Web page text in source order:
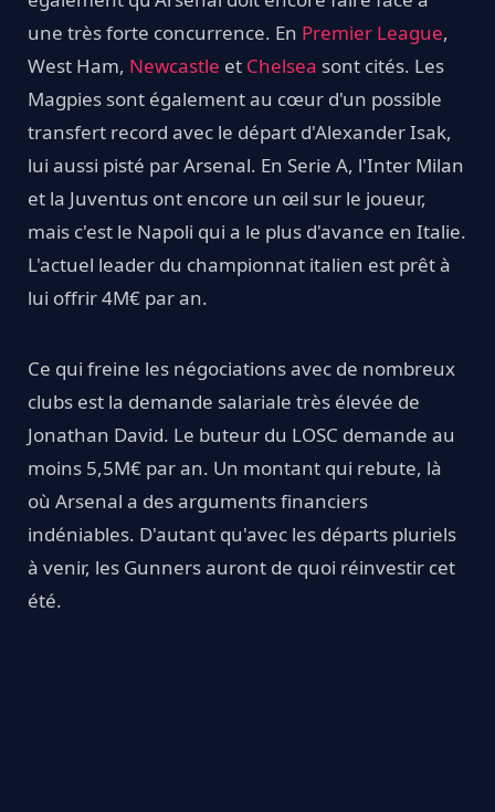
une très forte concurrence. En Premier League,
West Ham, Newcastle et Chelsea sont cités. Les
Magpies sont également au cœur d'un possible
transfert record avec le départ d'Alexander Isak,
lui aussi pisté par Arsenal. En Serie A, l'Inter Milan
et la Juventus ont encore un œil sur le joueur,
mais c'est le Napoli qui a le plus d'avance en Italie.
L'actuel leader du championnat italien est prêt à
lui offrir 4M€ par an.
Ce qui freine les négociations avec de nombreux
clubs est la demande salariale très élevée de
Jonathan David. Le buteur du LOSC demande au
moins 5,5M€ par an. Un montant qui rebute, là
où Arsenal a des arguments financiers
indéniables. D'autant qu'avec les départs pluriels
à venir, les Gunners auront de quoi réinvestir cet
été.